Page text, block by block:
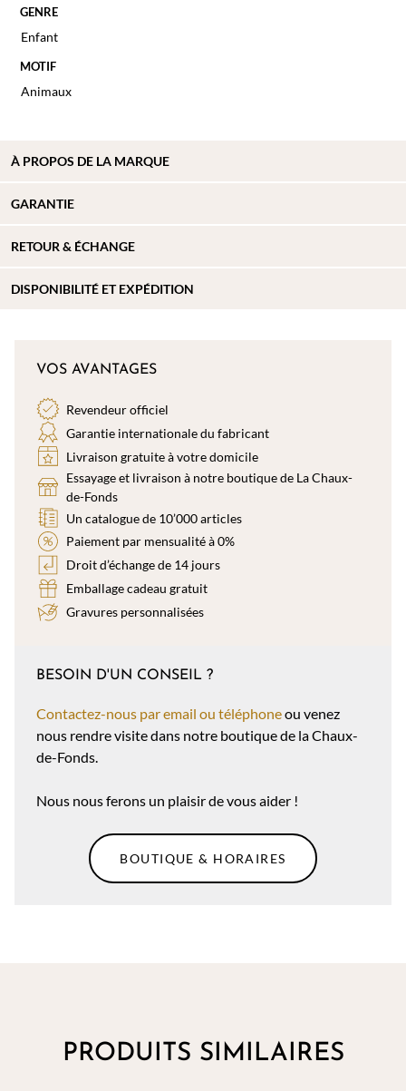
GENRE
Enfant
MOTIF
Animaux
À PROPOS DE LA MARQUE
GARANTIE
RETOUR & ÉCHANGE
DISPONIBILITÉ ET EXPÉDITION
VOS AVANTAGES
Revendeur officiel
Garantie internationale du fabricant
Livraison gratuite à votre domicile
Essayage et livraison à notre boutique de La Chaux-
de-Fonds
Un catalogue de 10’000 articles
Paiement par mensualité à 0%
Droit d’échange de 14 jours
Emballage cadeau gratuit
Gravures personnalisées
BESOIN D'UN CONSEIL ?
Contactez-nous par email ou téléphoneou venez
nous rendre visite dans notre boutique de la Chaux-
de-Fonds.
Nous nous ferons un plaisir de vous aider !
BOUTIQUE & HORAIRES
PRODUITS SIMILAIRES